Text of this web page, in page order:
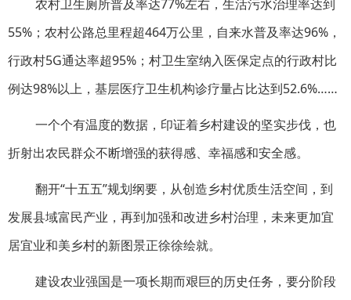
农村卫生厕所普及率达77%左右，生活污水治理率达到
55%；农村公路总里程超464万公里，自来水普及率达96%，
行政村5G通达率超95%；村卫生室纳入医保定点的行政村比
例达98%以上，基层医疗卫生机构诊疗量占比达到52.6%……
一个个有温度的数据，印证着乡村建设的坚实步伐，也
折射出农民群众不断增强的获得感、幸福感和安全感。
翻开“十五五”规划纲要，从创造乡村优质生活空间，到
发展县域富民产业，再到加强和改进乡村治理，未来更加宜
居宜业和美乡村的新图景正徐徐绘就。
建设农业强国是一项长期而艰巨的历史任务，要分阶段